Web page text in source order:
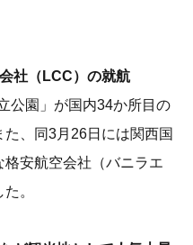
社（LCC）の就航
公園」が国内34か所目の
、同3月26日には関西国
安航空会社（バニラエ
。